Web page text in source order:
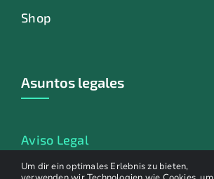
Shop
Asuntos legales
Aviso Legal
Política de privacidad
Um dir ein optimales Erlebnis zu bieten,